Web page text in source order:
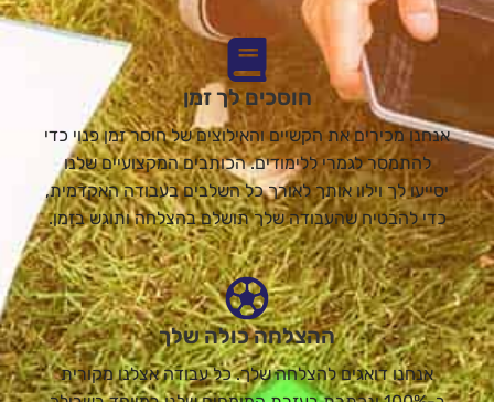
חוסכים לך זמן
אנחנו מכירים את הקשיים והאילוצים של חוסר זמן פנוי כדי
להתמסר לגמרי ללימודים. הכותבים המקצועיים שלנו
יסייעו לך וילוו אותך לאורך כל השלבים בעבודה האקדמית,
כדי להבטיח שהעבודה שלך תושלם בהצלחה ותוגש בזמן.
ההצלחה כולה שלך
אנחנו דואגים להצלחה שלך. כל עבודה אצלנו מקורית